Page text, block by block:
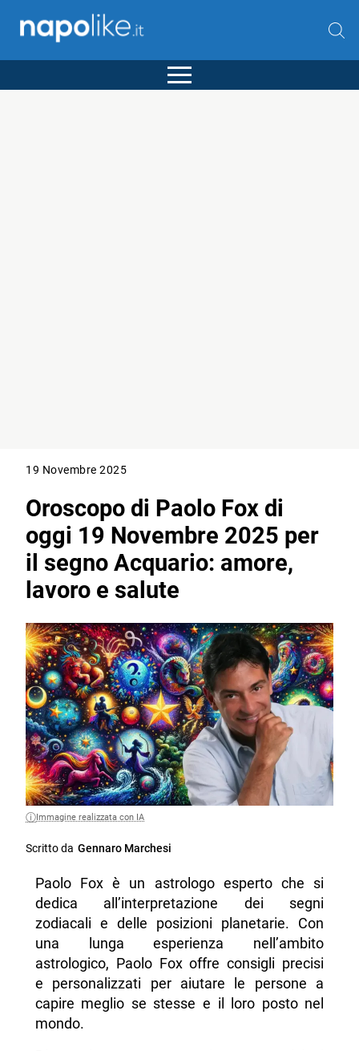
19 Novembre 2025
Oroscopo di Paolo Fox di
oggi 19 Novembre 2025 per
il segno Acquario: amore,
lavoro e salute
Immagine realizzata con IA
Scritto da Gennaro Marchesi
Paolo Fox è un astrologo esperto che si
dedica all’interpretazione dei segni
zodiacali e delle posizioni planetarie. Con
una lunga esperienza nell’ambito
astrologico, Paolo Fox offre consigli precisi
e personalizzati per aiutare le persone a
capire meglio se stesse e il loro posto nel
mondo.